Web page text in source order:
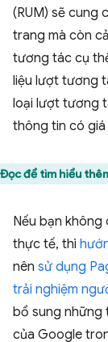
(RUM) sẽ cung
trang mà còn
tương tác cụ
liệu lượt tương
loại lượt tương
thông tin có giá
Đọc để tìm hiểu
Nếu bạn không
thực tế, thì
nên sử dụng
trải nghiệm
bổ sung những
của Google